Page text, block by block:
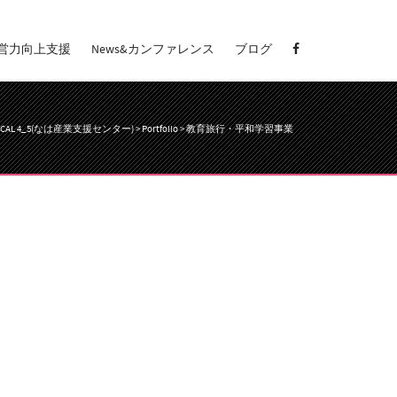
力向上支援 News&カンファレンス ブログ
4_5(なは産業支援センター)>Portfolio>教育旅行・平和学習事業